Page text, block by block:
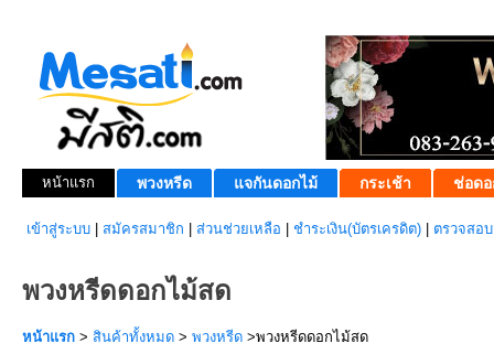
หน้าแรก พวงหรีด แจกันดอกไม้ กระเช้า ช่อดอ
เข้าสู่ระบบ สมัครสมาชิก ส่วนช่วยเหลือ ชำระเงิน(บัตรเครดิต) ตรวจสอ
พวงหรีดดอกไม้สด
หน้าแรก > สินค้าทั้งหมด > พวงหรีด >พวงหรีดดอกไม้สด